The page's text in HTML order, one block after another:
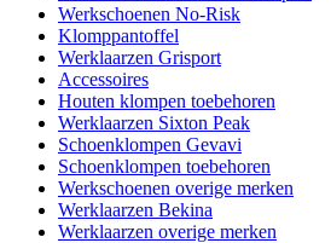
Werkschoenen No-Risk
Klomppantoffel
Werklaarzen Grisport
Accessoires
Houten klompen toebehoren
Werklaarzen Sixton Peak
Schoenklompen Gevavi
Schoenklompen toebehoren
Werkschoenen overige merken
Werklaarzen Bekina
Werklaarzen overige merken